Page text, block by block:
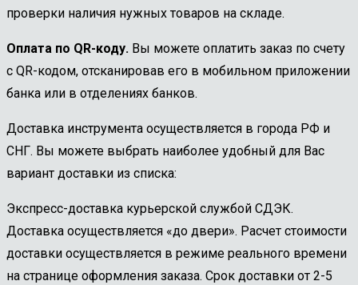
проверки наличия нужных товаров на складе.
Оплата по QR-коду. Вы можете оплатить заказ по счету
с QR-кодом, отсканировав его в мобильном приложении
банка или в отделениях банков.
Доставка инструмента осуществляется в города РФ и
СНГ. Вы можете выбрать наиболее удобный для Вас
вариант доставки из списка:
Экспресс-доставка курьерской службой СДЭК.
Доставка осуществляется «до двери». Расчет стоимости
доставки осуществляется в режиме реального времени
на странице оформления заказа. Срок доставки от 2-5